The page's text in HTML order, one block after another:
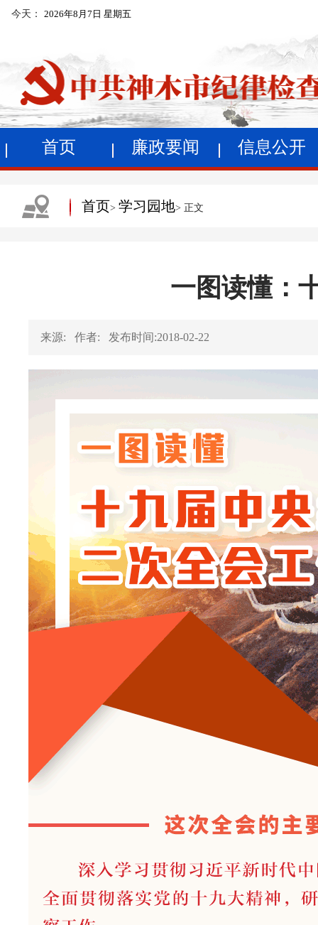
今天： 2026年8月7日 星期五
首页 廉政要闻 信息公开
首页> 学习园地> 正文
一图读懂：
来源: 作者: 发布时间:2018-02-22